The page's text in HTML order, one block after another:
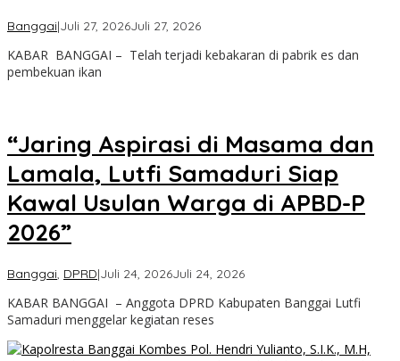
Banggai|Juli 27, 2026Juli 27, 2026oleh
Kabar
KABAR BANGGAI – Telah terjadi kebakaran di pabrik es dan
pembekuan ikan
“Jaring Aspirasi di Masama dan
Lamala, Lutfi Samaduri Siap
Kawal Usulan Warga di APBD-P
2026”
Banggai, DPRD|Juli 24, 2026Juli 24, 2026oleh
Kabar
KABAR BANGGAI – Anggota DPRD Kabupaten Banggai Lutfi
Samaduri menggelar kegiatan reses